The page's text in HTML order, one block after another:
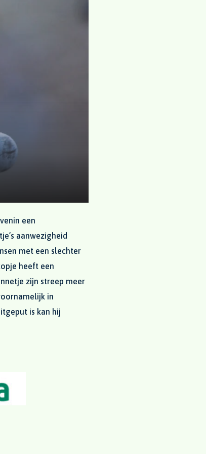
een
aanwezigheid
met een slechter
heeft een
zijn streep meer
in
is kan hij